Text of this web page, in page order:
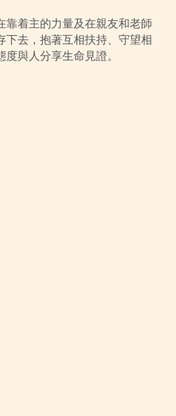
靠着主的力量及在親友和老師
下去，抱著互相扶持、守望相
與人分享生命見證。